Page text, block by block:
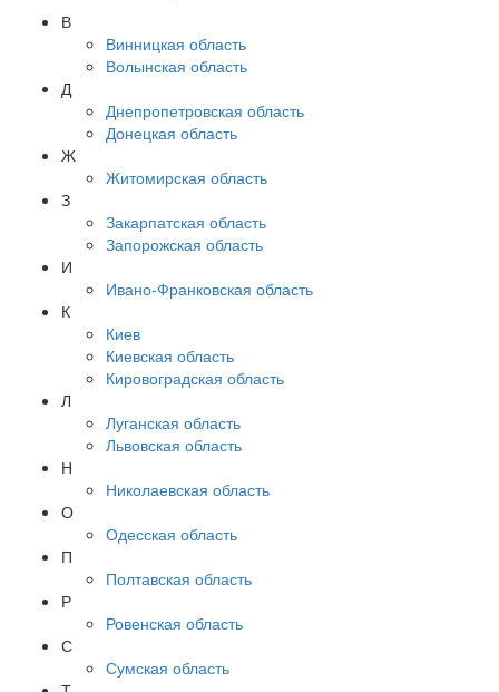
В
Винницкая область
Волынская область
Д
Днепропетровская область
Донецкая область
Ж
Житомирская область
З
Закарпатская область
Запорожская область
И
Ивано-Франковская область
К
Киев
Киевская область
Кировоградская область
Л
Луганская область
Львовская область
Н
Николаевская область
О
Одесская область
П
Полтавская область
Р
Ровенская область
С
Сумская область